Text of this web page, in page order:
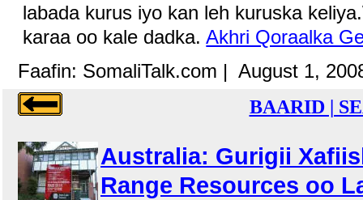
labada kurus iyo kan leh kuruska
karaa oo kale dadka.Akhri Qoraalka
Faafin: SomaliTalk.com | August 1,
BAARID |
Australia: Gurigii
Range Resources oo